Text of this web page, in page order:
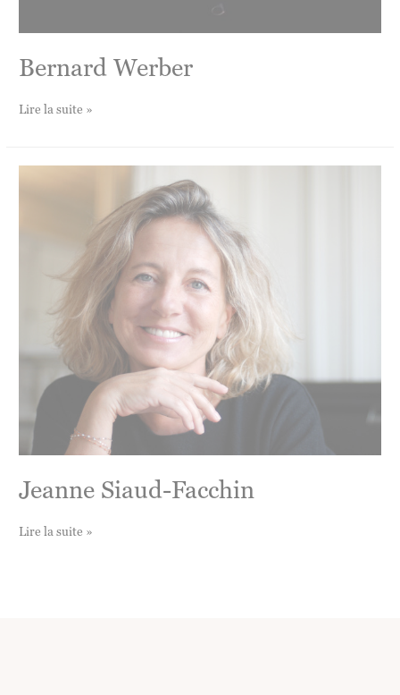
Bernard Werber
Bernard
Lire la suite »
Jeanne Siaud-Facchin
Jeanne
Lire la suite »